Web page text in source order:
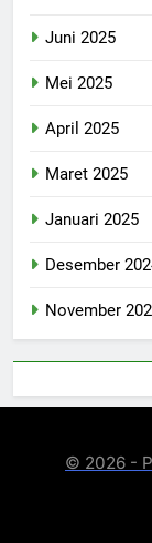
Juni 2025
Mei 2025
April 2025
Maret 2025
Januari 2025
Desember
November
© 2026 -